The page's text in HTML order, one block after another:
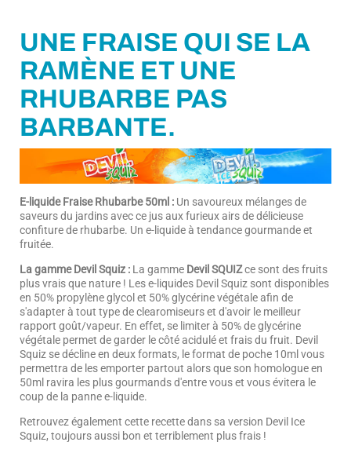
UNE FRAISE QUI SE LA
RAMÈNE ET UNE
RHUBARBE PAS
BARBANTE.
E-liquide Fraise Rhubarbe 50ml : Un savoureux mélanges de
saveurs du jardins avec ce jus aux furieux airs de délicieuse
confiture de rhubarbe. Un e-liquide à tendance gourmande et
fruitée.
La gamme Devil Squiz : La gamme Devil SQUIZce sont des fruits
plus vrais que nature ! Les e-liquides Devil Squiz sont disponibles
en 50% propylène glycol et 50% glycérine végétale afin de
s'adapter à tout type de clearomiseurs et d'avoir le meilleur
rapport goût/vapeur. En effet, se limiter à 50% de glycérine
végétale permet de garder le côté acidulé et frais du fruit. Devil
Squiz se décline en deux formats, le format de poche 10ml vous
permettra de les emporter partout alors que son homologue en
50ml ravira les plus gourmands d'entre vous et vous évitera le
coup de la panne e-liquide.
Retrouvez également cette recette dans sa version Devil Ice
Squiz, toujours aussi bon et terriblement plus frais !